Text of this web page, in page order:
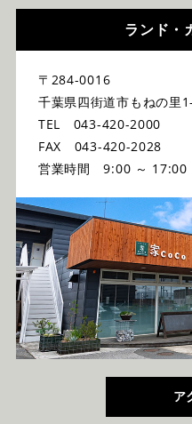
ランド・
〒284-0016
千葉県四街道市もねの里
TEL 043-420-2000
FAX 043-420-2028
営業時間 9:00 ～ 17:00
ア